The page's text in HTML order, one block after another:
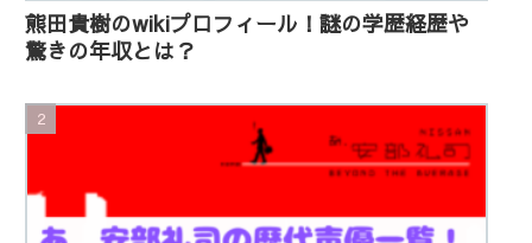
熊田貴樹のwikiプロフィール！謎の学歴経歴や
驚きの年収とは？